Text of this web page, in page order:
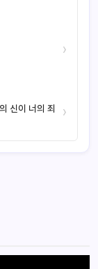
›
신이 너의 죄
›